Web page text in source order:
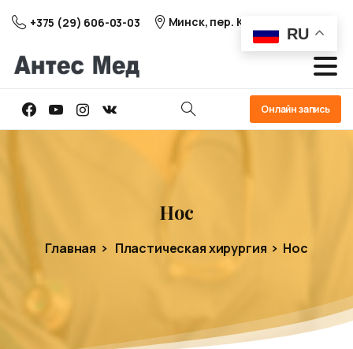
+375 (29) 606-03-03 Минск, пер. Козлова 25
Онлайн запись
Нос
Главная Пластическая хирургия Нос
RU